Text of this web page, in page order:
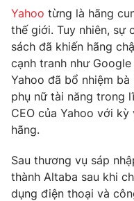
Phim VTV
Hậu trường
Nhân vật
Khán giả
Giải sao mai
Giải trí
Điện ảnh
Âm nhạc
Sao
Đời sống
Du lịch
Làm đẹp
Chất lượng cuộc sống
Giáo dục
Tuyển sinh
Học trực tuyến
Công nghệ
Hitech Công nghệ
Giao lưu trực tuyến
Yahoo từng là hãng
thế giới. Tuy nhiên, sự
sách đã khiến hãng
cạnh tranh như
Yahoo đã bổ nhiệm
phụ nữ tài năng trong
CEO của Yahoo với
hãng.
Sau thương vụ sáp
thành Altaba sau khi
dụng điện thoại và